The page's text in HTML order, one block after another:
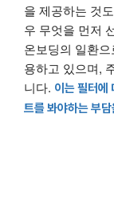
을 제공하는 것
우 무엇을 먼저
온보딩의 일환
용하고 있으며,
니다. 이는 필터에
트를 봐야하는 부